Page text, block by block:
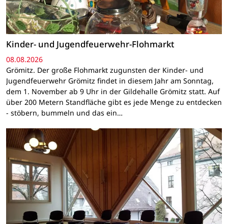
Kinder- und Jugendfeuerwehr-Flohmarkt
08.08.2026
Grömitz. Der große Flohmarkt zugunsten der Kinder- und
Jugendfeuerwehr Grömitz findet in diesem Jahr am Sonntag,
dem 1. November ab 9 Uhr in der Gildehalle Grömitz statt. Auf
über 200 Metern Standfläche gibt es jede Menge zu entdecken
- stöbern, bummeln und das ein…